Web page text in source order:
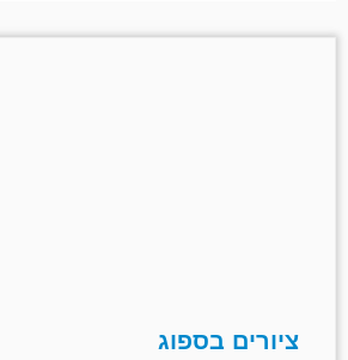
ציורים בספוג